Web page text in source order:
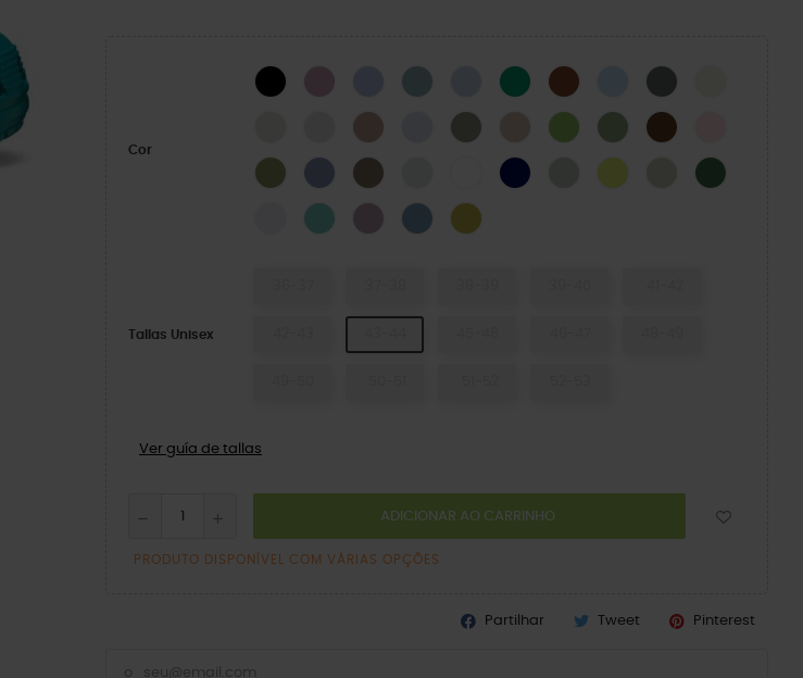
Cor
BLACK HydrangeaMystic Purple Blue CalciteGreen IvyCognac Blue FrostCinza Ardósia
Atmosphere Dreamscape
ElephantQuartzKiwi Moss-XCoffee
Exército Verde
Blue HazeTaupe WHITE NAVY SHITAKEAcidity MeteorField Green
Grape IceRetro Dusty LilacAstro BlueMeadow
Tallas Unisex
Ver guía de tallas
ADICIONAR AO CARRINHO
PRODUTO DISPONÍVEL COM VÁRIAS OPÇÕES
Partilhar Tweet Pinterest